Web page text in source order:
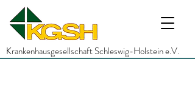
Krankenhausgesellschaft Schleswig-Holstein e.V.